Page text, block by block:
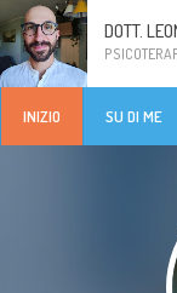
DOTT.
INIZIO SU DI ME